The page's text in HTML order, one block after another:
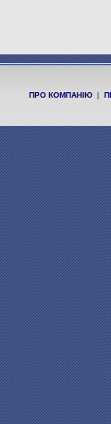
ПРО КОМПАНІЮ